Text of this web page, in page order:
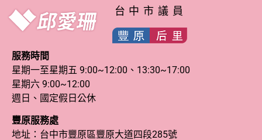
台中市議員
服務時間
星期一至星期五 9:00~12:00、13:30~17:00
星期六 9:00~12:00
週日、國定假日公休
豐原服務處
地址：台中市豐原區豐原大道四段285號